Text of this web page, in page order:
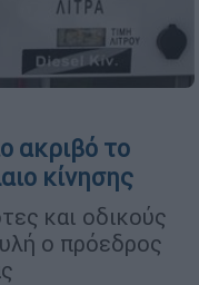
ακριβό το
κίνησης
και οδικούς
ο πρόεδρος